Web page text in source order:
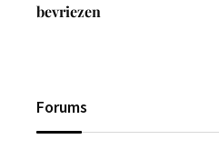
bevriezen
Forums